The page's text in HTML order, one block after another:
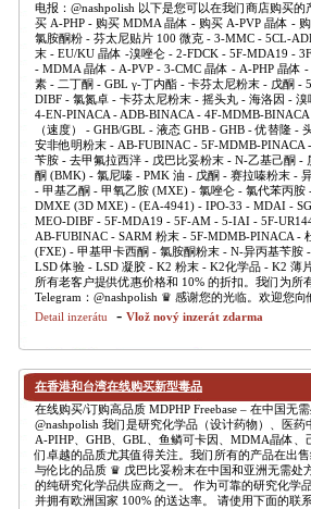
电报：@nashpolish 以下是您可以在我们商店购买
买 A-PHP - 购买 MDMA 晶体 - 购买 A-PVP 晶体 -
氯胺酮粉 - 芬太尼贴片 100 微克 - 3-MMC - 5CL-
末 - EU/KU 晶体 -溴唑仑 - 2-FDCK - 5F-MDA19 -
- MDMA 晶体 - A-PVP - 3-CMC 晶体 - A-PHP 晶
素 - 二丁酮 - GBL γ-丁内酯 - 卡芬太尼粉末 - 戊酮 -
DIBF - 氯氮卓 - 卡芬太尼粉末 - 摇头丸 - 海洛因 -
4-EN-PINACA - ADB-BINACA - 4F-MDMB-
（速度） - GHB/GBL - 液态 GHB - GHB - 优替隆
安非他明粉末 - AB-FUBINAC - 5F-MDMB-
苄胺 - 去甲氟拉西泮 - 戊巴比妥粉末 - N-乙基己酮 -
酮 (BMK) - 氯尼嗪 - PMK 油 - 戊酮 - 赛拉嗪粉末 -
- 甲基乙酮 - 甲氧乙胺 (MXE) - 氯唑仑 - 氯代苯丙
DMXE (3D MXE) - (EA-4941) - IPO-33 - MDAI -
MEO-DIBF - 5F-MDA19 - 5F-AM - 5-IAI - 5F-
AB-FUBINAC - SARM 粉末 - 5F-MDMB-PINACA -
(FXE) - 甲基甲卡西酮 - 氯胺酮粉末 - N-异丙基苄
LSD 体验 - LSD 凝胶 - K2 粉末 - K2化学品 - K2 薄
所有老客户提供优惠价格和 10% 的折扣。我们为所
Telegram：@nashpolish ♛ 感谢您的光临。欢迎您
Detail inzerátu
- Vlož nový inzerát zdarma
在香港和台湾在线购买新型毒品
在线购买/订购高品质 MDPHP Freebase – 在中国无
@nashpolish 我们是研究化学品（设计药物）、医
A-PIHP、GHB、GBL、鱼鳞可卡因、MDMA晶体
们卓越的品质尤其值得关注。我们所有的产品在出
与伦比的品质 ♛ 戊巴比妥粉末在中国和亚洲无需处
的纯研究化学品供应商之一。 作为可靠的研究化学
并拥有欧洲国家 100% 的送达率。 请使用下面的